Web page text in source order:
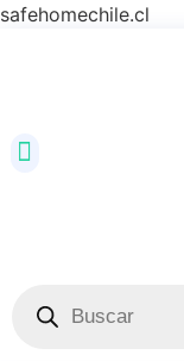
safehomechile.cl